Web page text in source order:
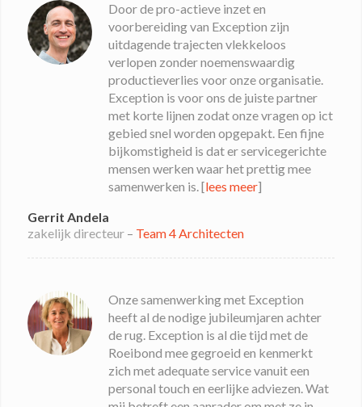
Door de pro-actieve inzet en
voorbereiding van Exception zijn
uitdagende trajecten vlekkeloos
verlopen zonder noemenswaardig
productieverlies voor onze organisatie.
Exception is voor ons de juiste partner
met korte lijnen zodat onze vragen op ict
gebied snel worden opgepakt. Een fijne
bijkomstigheid is dat er servicegerichte
mensen werken waar het prettig mee
samenwerken is. [lees meer]
Gerrit Andela
zakelijk directeur– Team 4 Architecten
Onze samenwerking met Exception
heeft al de nodige jubileumjaren achter
de rug. Exception is al die tijd met de
Roeibond mee gegroeid en kenmerkt
zich met adequate service vanuit een
personal touch en eerlijke adviezen. Wat